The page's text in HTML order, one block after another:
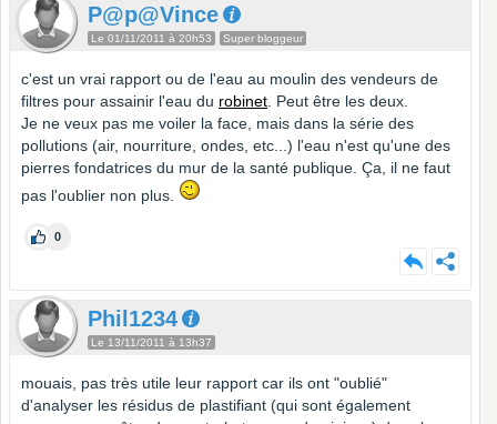
P@p@Vince
Le 01/11/2011 à 20h53 Super bloggeur
c'est un vrai rapport ou de l'eau au moulin des vendeurs de
filtres pour assainir l'eau du robinet . Peut être les deux.
Je ne veux pas me voiler la face, mais dans la série des
pollutions (air, nourriture, ondes, etc...) l'eau n'est qu'une des
pierres fondatrices du mur de la santé publique. Ça, il ne faut
pas l'oublier non plus.
0
Phil1234
Le 13/11/2011 à 13h37
mouais, pas très utile leur rapport car ils ont "oublié"
d'analyser les résidus de plastifiant (qui sont également